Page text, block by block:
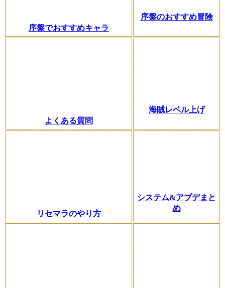
序盤でおすすめキャラ
序盤のおすすめ冒険
よくある質問
海賊レベル上げ
リセマラのやり方
システム&アプデまと
め